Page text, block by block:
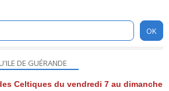
DE GUÉRANDE
Celtiques du vendredi 7 au dimanche